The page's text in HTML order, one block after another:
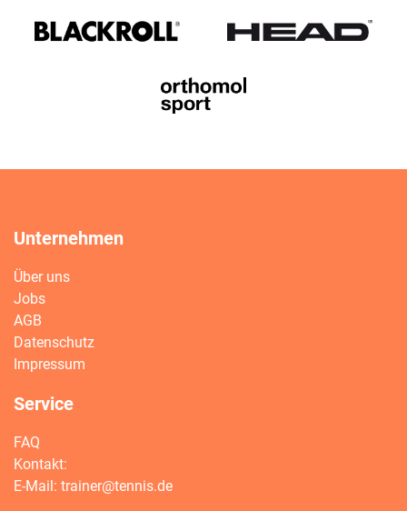
Unternehmen
Über uns
Jobs
AGB
Datenschutz
Impressum
Service
FAQ
Kontakt:
E-Mail: trainer@tennis.de